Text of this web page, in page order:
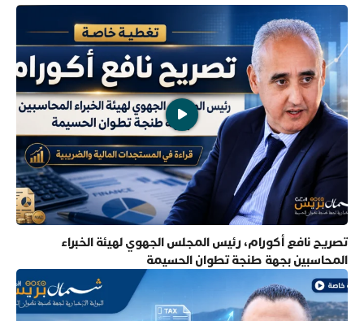
تصريح نافع أكورام، رئيس المجلس الجهوي لهيئة الخبراء
المحاسبين بجهة طنجة تطوان الحسيمة